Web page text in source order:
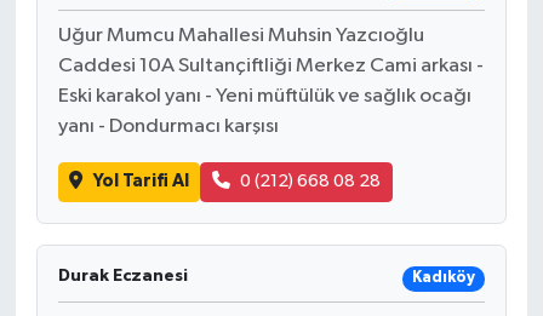
Uğur Mumcu Mahallesi Muhsin Yazcıoğlu
Caddesi 10A Sultançiftliği Merkez Cami arkası -
Eski karakol yanı - Yeni müftülük ve sağlık ocağı
yanı - Dondurmacı karşısı
Yol Tarifi Al 0 (212) 668 08 28
Durak Eczanesi Kadıköy